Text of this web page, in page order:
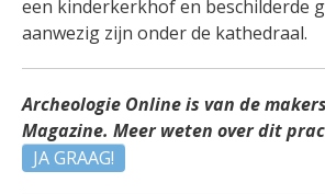
een kinderkerkhof en beschilderde
aanwezig zijn onder de kathedraal.
Archeologie Online is van de
Magazine. Meer weten over dit
JA GRAAG!